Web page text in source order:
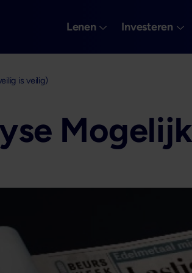
Lenen Investeren
is veilig)